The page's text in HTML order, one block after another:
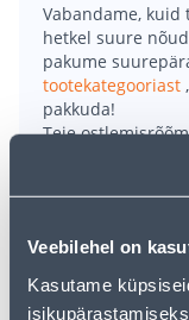
Veebilehel on
Kasutame
Vabandame, kuid
hetkel suure
pakume
tootekategooriast
pakkuda!
Teie
uurimistööd
kasutades meie
veelgi
• Suitsuandur
• Toiteallikaks on